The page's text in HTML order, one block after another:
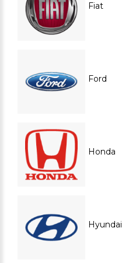
Fiat
Ford
Honda
Hyundai